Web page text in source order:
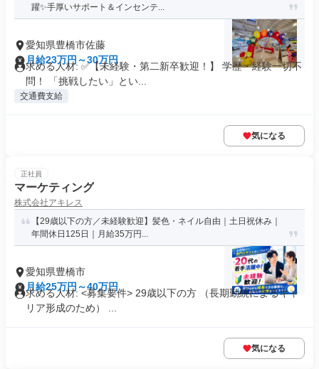
躍✨手厚いサポート＆インセンテ...
愛知県豊橋市佐藤
月給23万円～30万円
求める人材: ✅【未経験・第二新卒歓迎！】 学歴・経験一切不
問！ 「挑戦したい」とい...
交通費支給
気になる
正社員
マーケティング
株式会社アキレス
【29歳以下の方／未経験歓迎】髪色・ネイル自由｜土日祝休み｜
年間休日125日｜月給35万円...
愛知県豊橋市
月給25万円～40万円
求める人材: <募集要件> 29歳以下の方 （長期勤続によるキャ
リア形成のため） ...
気になる